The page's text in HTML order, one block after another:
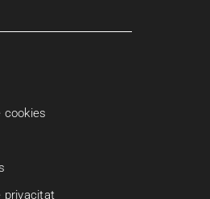
cookies
privacitat